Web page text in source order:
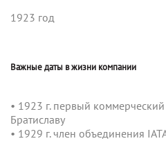
1923 год
Важные даты в жизни компании
• 1923 г. первый
Братиславу
• 1929 г. член объединения